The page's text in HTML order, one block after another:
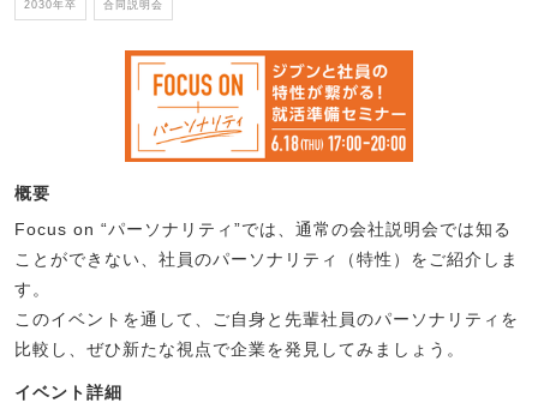
2030年卒 合同説明会
概要
Focus on “パーソナリティ”では、通常の会社説明会では知る
ことができない、社員のパーソナリティ（特性）をご紹介しま
す。
このイベントを通して、ご自身と先輩社員のパーソナリティを
比較し、ぜひ新たな視点で企業を発見してみましょう。
イベント詳細